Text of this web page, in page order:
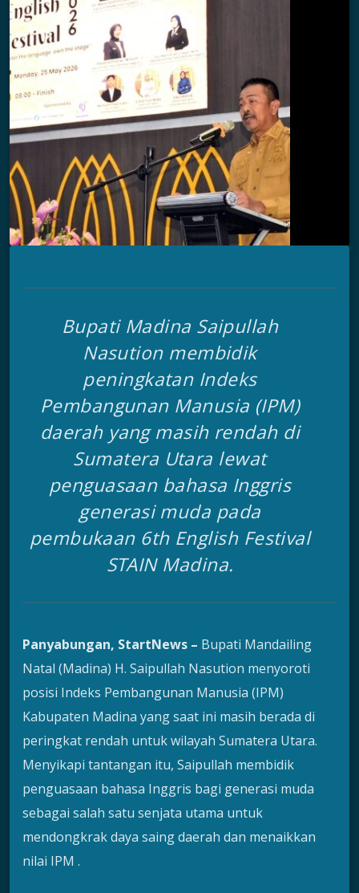
Bupati Madina Saipullah
Nasution membidik
peningkatan Indeks
Pembangunan Manusia (IPM)
daerah yang masih rendah di
Sumatera Utara lewat
penguasaan bahasa Inggris
generasi muda pada
pembukaan 6th English Festival
STAIN Madina.
Panyabungan, StartNews – Bupati Mandailing
Natal (Madina) H. Saipullah Nasution menyoroti
posisi Indeks Pembangunan Manusia (IPM)
Kabupaten Madina yang saat ini masih berada di
peringkat rendah untuk wilayah Sumatera Utara.
Menyikapi tantangan itu, Saipullah membidik
penguasaan bahasa Inggris bagi generasi muda
sebagai salah satu senjata utama untuk
mendongkrak daya saing daerah dan menaikkan
nilai IPM .